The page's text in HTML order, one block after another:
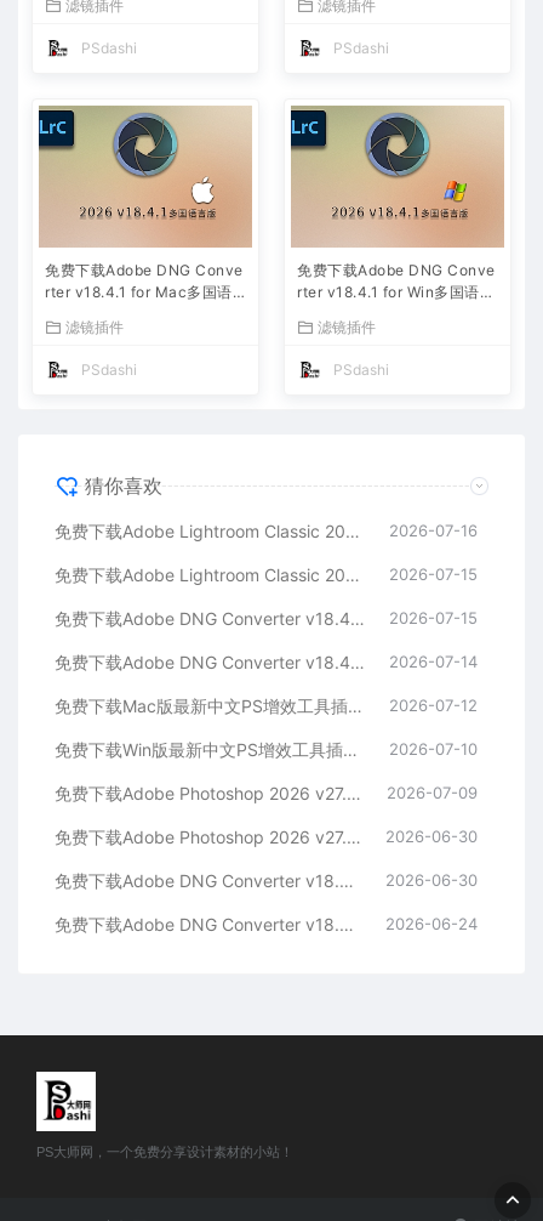
安装包摄影后期照片图片编辑
滤镜插件
PSdashi
安装包摄影后期照片图片编辑
滤镜插件
PSdashi
免费下载Adobe DNG Conve
rter v18.4.1 for Mac多国语
照片格式转换器Lrc数字负片P
滤镜插件
PSdashi
免费下载Adobe DNG Conve
rter v18.4.1 for Win多国语言
片格式转换器Lrc数字负片PS
滤镜插件
PSdashi
猜你喜欢
免费下载Adobe Lightroom Classic 2026 v15.4.1 for Mac多国语言版中文LrC软件激活安装包摄影后期照片图片编辑工具 2026-07-16
免费下载Adobe Lightroom Classic 2026 v15.4.1 for win多国语言版中文LrC软件激活安装包摄影后期照片图片编辑工具 2026-07-15
免费下载Adobe DNG Converter v18.4.1 for Mac多国语言中文版安装包图片RAW相机照片格式转换器Lrc数字负片PS插件软件工具 2026-07-15
免费下载Adobe DNG Converter v18.4.1 for Win多国语言中文版安装包图片RAW相机照片格式转换器Lrc数字负片PS插件软件工具 2026-07-14
免费下载Mac版最新中文PS增效工具插件Adobe Camera Raw 2026 ACR v18.4.1 摄影后期一键安装包预设Lrc照片文件文档格式打开处理编辑 2026-07-12
免费下载Win版最新中文PS增效工具插件Adobe Camera Raw 2026 ACR v18.4.1 摄影后期一键安装包预设Lrc照片文件文档格式打开处理编辑 2026-07-10
免费下载Adobe Photoshop 2026 v27.8.0.13 for MAC多国语言版正式中文最新PS软件激活一键安装包Ai智能修图设计师平面设计工具 2026-07-09
免费下载Adobe Photoshop 2026 v27.8.0.13 for win多国语言版正式中文最新PS软件激活一键安装包Ai智能修图设计师平面设计工具 2026-06-30
免费下载Adobe DNG Converter v18.4.0 for Mac多国语言中文版安装包图片RAW相机照片格式转换器Lrc数字负片PS插件软件工具 2026-06-30
免费下载Adobe DNG Converter v18.4.0 for Win多国语言中文版安装包图片RAW相机照片格式转换器Lrc数字负片PS插件软件工具 2026-06-24
PS大师网，一个免费分享设计素材的小站！